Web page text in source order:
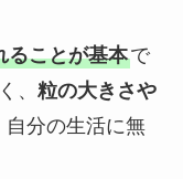
ることが基本で
、 粒の大きさや
分の生活に無